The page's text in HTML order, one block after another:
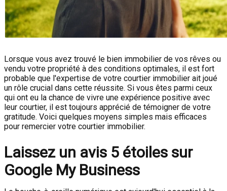
Lorsque vous avez trouvé le bien immobilier de vos rêves ou
vendu votre propriété à des conditions optimales, il est fort
probable que l'expertise de votre courtier immobilier ait joué
un rôle crucial dans cette réussite. Si vous êtes parmi ceux
qui ont eu la chance de vivre une expérience positive avec
leur courtier, il est toujours apprécié de témoigner de votre
gratitude. Voici quelques moyens simples mais efficaces
pour remercier votre courtier immobilier.
Laissez un avis 5 étoiles sur
Google My Business